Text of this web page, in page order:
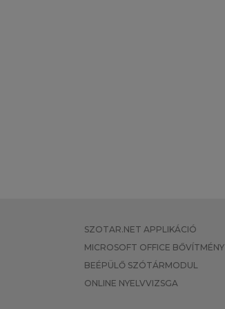
SZOTAR.NET APPLIKÁCIÓ
MICROSOFT OFFICE BŐVÍTMÉNY
BEÉPÜLŐ SZÓTÁRMODUL
ONLINE NYELVVIZSGA